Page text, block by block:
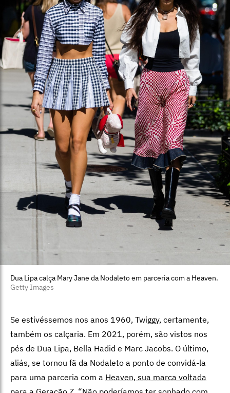
Dua Lipa calça Mary Jane da Nodaleto em parceria com a Heaven.
Getty Images
Se estivéssemos nos anos 1960, Twiggy, certamente,
também os calçaria. Em 2021, porém, são vistos nos
pés de Dua Lipa, Bella Hadid e Marc Jacobs. O último,
aliás, se tornou fã da Nodaleto a ponto de convidá-la
para uma parceria com a Heaven, sua marca voltada